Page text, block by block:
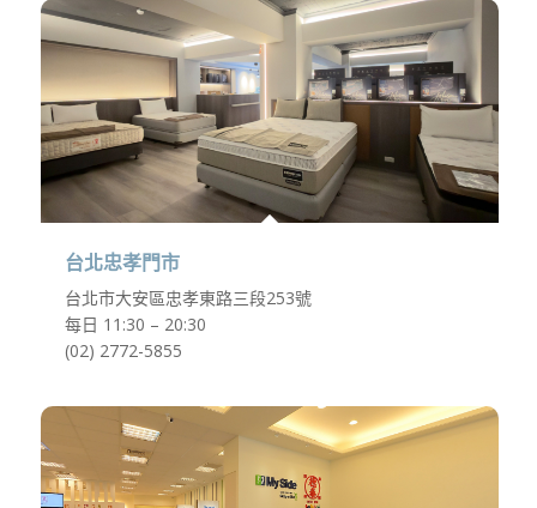
台北忠孝門市
台北市大安區忠孝東路三段253號
每日 11:30 – 20:30
(02) 2772-5855